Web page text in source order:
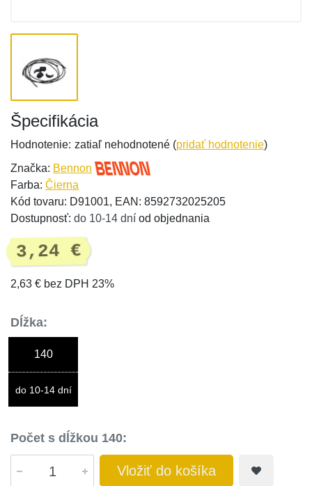
Špecifikácia
Hodnotenie: zatiaľ nehodnotené (pridať hodnotenie)
Značka: Bennon
Farba: Čierna
Kód tovaru: D91001, EAN: 8592732025205
Dostupnosť: do 10-14 dní od objednania
3,24 €
2,63 € bez DPH 23%
Dĺžka:
140
do 10-14 dní
Počet s dĺžkou 140:
Vložiť do košíka